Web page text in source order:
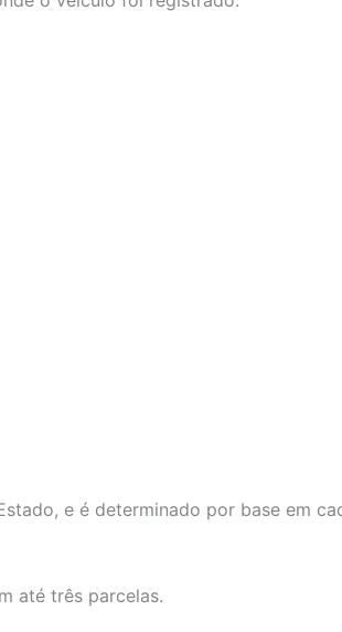
e é determinado por base em
até três parcelas.